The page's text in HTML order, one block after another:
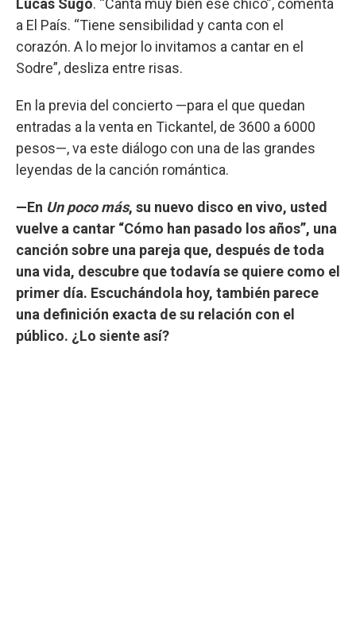
Lucas Sugo. “Canta muy bien ese chico”, comenta
a El País. “Tiene sensibilidad y canta con el
corazón. A lo mejor lo invitamos a cantar en el
Sodre”, desliza entre risas.
En la previa del concierto —para el que quedan
entradas a la venta en Tickantel, de 3600 a 6000
pesos—, va este diálogo con una de las grandes
leyendas de la canción romántica.
—En Un poco más, su nuevo disco en vivo, usted
vuelve a cantar “Cómo han pasado los años”, una
canción sobre una pareja que, después de toda
una vida, descubre que todavía se quiere como el
primer día. Escuchándola hoy, también parece
una definición exacta de su relación con el
público. ¿Lo siente así?